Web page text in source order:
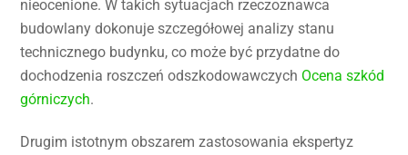
nieocenione. W takich sytuacjach rzeczoznawca
budowlany dokonuje szczegółowej analizy stanu
technicznego budynku, co może być przydatne do
dochodzenia roszczeń odszkodowawczych Ocena szkód
górniczych.
Drugim istotnym obszarem zastosowania ekspertyz